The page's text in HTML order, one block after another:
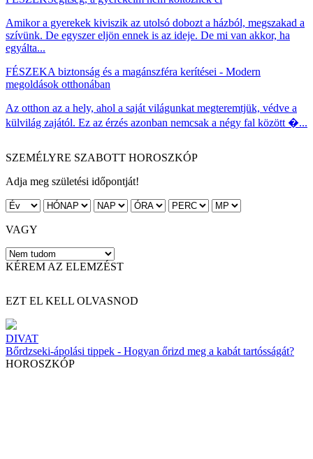
Amikor a gyerekek kiviszik az utolsó dobozt a házból, megszakad a
szívünk. De egyszer eljön ennek is az ideje. De mi van akkor, ha
egyálta...
FÉSZEKA biztonság és a magánszféra kerítései - Modern
megoldások otthonában
Az otthon az a hely, ahol a saját világunkat megteremtjük, védve a
külvilág zajától. Ez az érzés azonban nemcsak a négy fal között �...
SZEMÉLYRE SZABOTT HOROSZKÓP
Adja meg születési időpontját!
VAGY
KÉREM AZ ELEMZÉST
EZT EL KELL OLVASNOD
DIVAT
Bőrdzseki-ápolási tippek - Hogyan őrizd meg a kabát tartósságát?
HOROSZKÓP